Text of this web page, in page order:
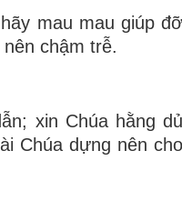
mau mau giúp đỡ
chậm trễ.
xin Chúa hằng dủ
Chúa dựng nên cho